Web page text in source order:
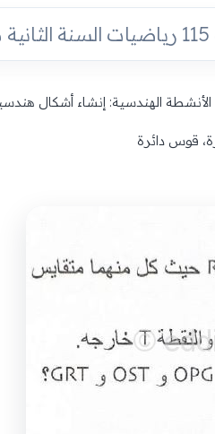
الأنشطة الهندسية: إنشاء أشكال